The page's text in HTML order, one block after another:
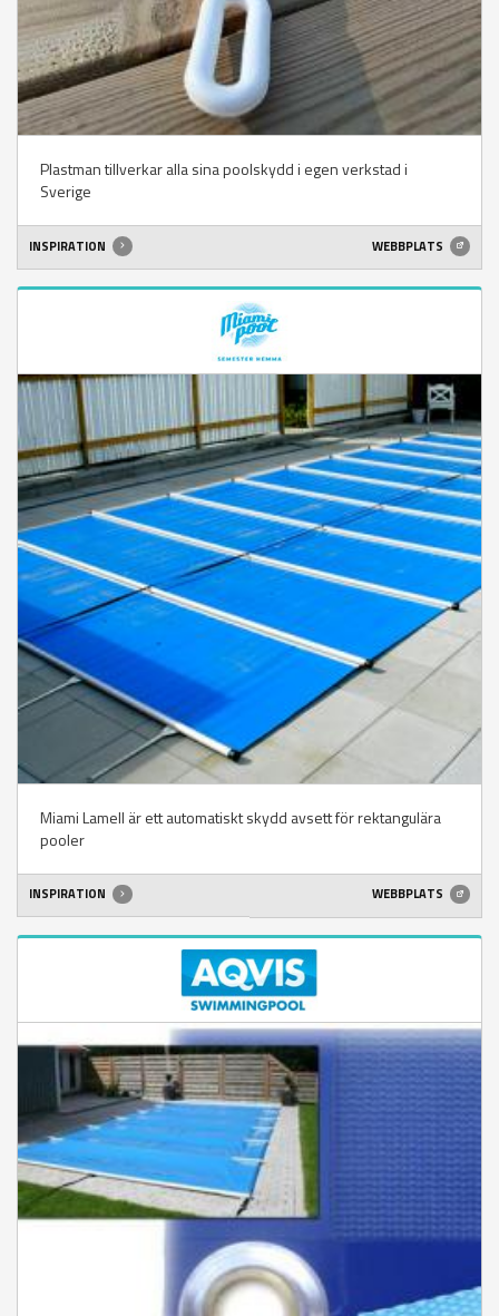
Plastman tillverkar alla sina poolskydd i egen verkstad i
Sverige
INSPIRATION WEBBPLATS
Miami Lamell är ett automatiskt skydd avsett för rektangulära
pooler
INSPIRATION WEBBPLATS